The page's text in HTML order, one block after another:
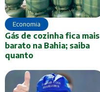
Economia
Gás de cozinha fica mais
barato na Bahia; saiba
quanto